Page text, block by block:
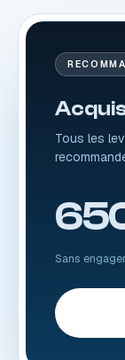
Tous les
Sans